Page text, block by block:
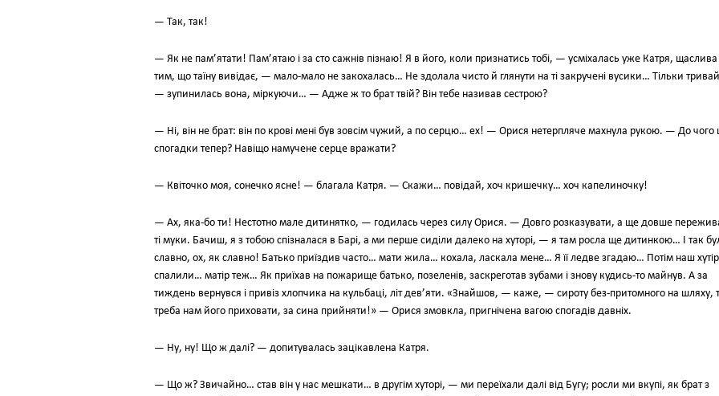
— Так, так!
— Як не пам’ятати! Пам’ятаю і за сто сажнів пізнаю! Я в його, коли признатись тобі, — усміхалась уже Катря, щаслива
тим, що таїну вивідає, — мало-мало не закохалась… Не здолала чисто й глянути на ті закручені вусики… Тільки
— зупинилась вона, міркуючи… — Адже ж то брат твій? Він тебе називав сестрою?
— Ні, він не брат: він по крові мені був зовсім чужий, а по серцю… ех! — Орися нетерпляче махнула рукою. — До чого
спогадки тепер? Навіщо намучене серце вражати?
— Квіточко моя, сонечко ясне! — благала Катря. — Скажи… повідай, хоч кришечку… хоч капелиночку!
— Ах, яка-бо ти! Нестотно мале дитинятко, — годилась через силу Орися. — Довго розказувати, а ще довше
ті муки. Бачиш, я з тобою спізналася в Барі, а ми перше сиділи далеко на хуторі, — я там росла ще дитинкою… І так
славно, ох, як славно! Батько приїздив часто… мати жила… кохала, ласкала мене… Я її ледве згадаю… Потім наш хутір
спалили… матір теж… Як приїхав на пожарище батько, позеленів, заскреготав зубами і знову кудись-то майнув. А за
тиждень вернувся і привіз хлопчика на кульбаці, літ дев’яти. «Знайшов, — каже, — сироту без-притомного на шляху,
треба нам його приховати, за сина прийняти!» — Орися змовкла, пригнічена вагою спогадів давніх.
— Ну, ну! Що ж далі? — допитувалась зацікавлена Катря.
— Що ж? Звичайно… став він у нас мешкати… в другім хуторі, — ми переїхали далі від Бугу; росли ми вкупі, як брат з